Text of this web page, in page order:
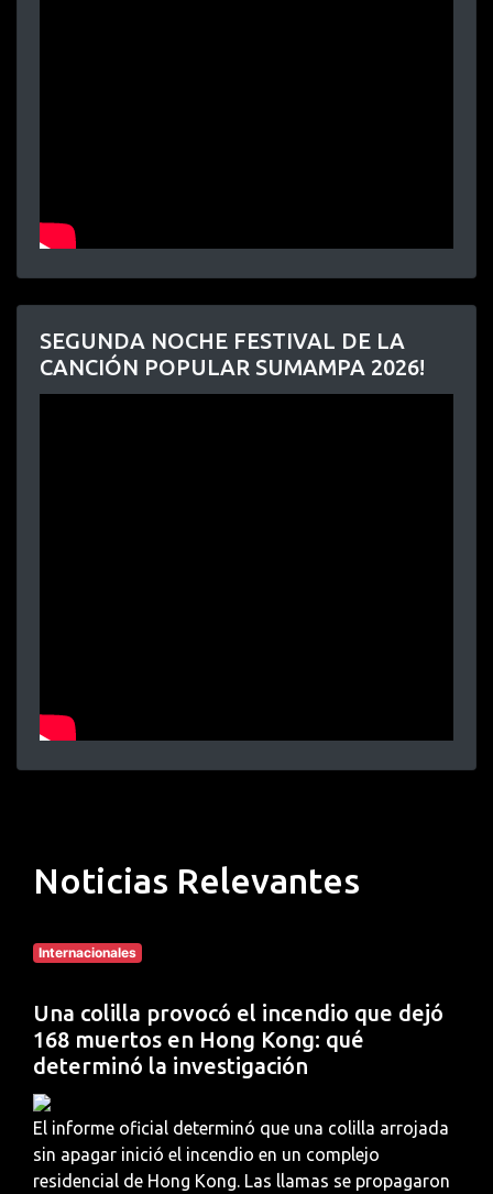
SEGUNDA NOCHE FESTIVAL DE LA
CANCIÓN POPULAR SUMAMPA 2026!
Noticias Relevantes
Internacionales
Una colilla provocó el incendio que dejó
168 muertos en Hong Kong: qué
determinó la investigación
El informe oficial determinó que una colilla arrojada
sin apagar inició el incendio en un complejo
residencial de Hong Kong. Las llamas se propagaron